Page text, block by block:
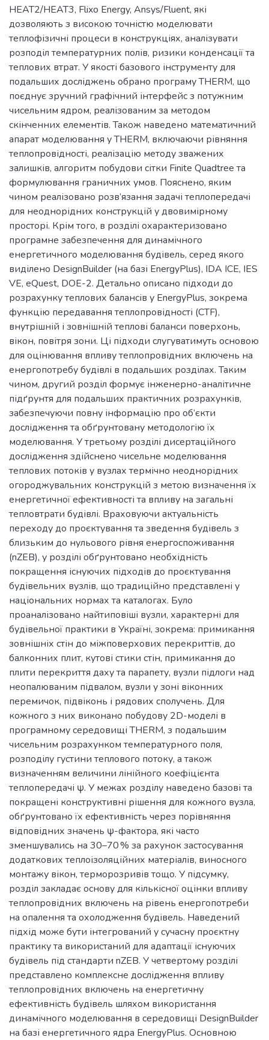
HEAT2/HEAT3, Flixo Energy, Ansys/Fluent, які
дозволяють з високою точністю моделювати
теплофізичні процеси в конструкціях, аналізувати
розподіл температурних полів, ризики конденсації та
теплових втрат. У якості базового інструменту для
подальших досліджень обрано програму THERM, що
поєднує зручний графічний інтерфейс з потужним
чисельним ядром, реалізованим за методом
скінченних елементів. Також наведено математичний
апарат моделювання у THERM, включаючи рівняння
теплопровідності, реалізацію методу зважених
залишків, алгоритм побудови сітки Finite Quadtree та
формулювання граничних умов. Пояснено, яким
чином реалізовано розв’язання задачі теплопередачі
для неоднорідних конструкцій у двовимірному
просторі. Крім того, в розділі охарактеризовано
програмне забезпечення для динамічного
енергетичного моделювання будівель, серед якого
виділено DesignBuilder (на базі EnergyPlus), IDA ICE, IES
VE, eQuest, DOE-2. Детально описано підходи до
розрахунку теплових балансів у EnergyPlus, зокрема
функцію передавання теплопровідності (CTF),
внутрішній і зовнішній теплові баланси поверхонь,
вікон, повітря зони. Ці підходи слугуватимуть основою
для оцінювання впливу теплопровідних включень на
енергопотребу будівлі в подальших розділах. Таким
чином, другий розділ формує інженерно-аналітичне
підґрунтя для подальших практичних розрахунків,
забезпечуючи повну інформацію про об’єкти
дослідження та обґрунтовану методологію їх
моделювання. У третьому розділі дисертаційного
дослідження здійснено чисельне моделювання
теплових потоків у вузлах термічно неоднорідних
огороджувальних конструкцій з метою визначення їх
енергетичної ефективності та впливу на загальні
тепловтрати будівлі. Враховуючи актуальність
переходу до проєктування та зведення будівель з
близьким до нульового рівня енергоспоживання
(nZEB), у розділі обґрунтовано необхідність
покращення існуючих підходів до проєктування
будівельних вузлів, що традиційно представлені у
національних нормах та каталогах. Було
проаналізовано найтиповіші вузли, характерні для
будівельної практики в Україні, зокрема: примикання
зовнішніх стін до міжповерхових перекриттів, до
балконних плит, кутові стики стін, примикання до
плити перекриття даху та парапету, вузли підлоги над
неопалюваним підвалом, вузли у зоні віконних
перемичок, підвіконь і рядових сполучень. Для
кожного з них виконано побудову 2D-моделі в
програмному середовищі THERM, з подальшим
чисельним розрахунком температурного поля,
розподілу густини теплового потоку, а також
визначенням величини лінійного коефіцієнта
теплопередачі ψ. У межах розділу наведено базові та
покращені конструктивні рішення для кожного вузла,
обґрунтовано їх ефективність через порівняння
відповідних значень ψ-фактора, які часто
зменшувались на 30–70 % за рахунок застосування
додаткових теплоізоляційних матеріалів, виносного
монтажу вікон, терморозривів тощо. У підсумку,
розділ закладає основу для кількісної оцінки впливу
теплопровідних включень на рівень енергопотреби
на опалення та охолодження будівель. Наведений
підхід може бути інтегрований у сучасну проєктну
практику та використаний для адаптації існуючих
будівель під стандарти nZEB. У четвертому розділі
представлено комплексне дослідження впливу
теплопровідних включень на енергетичну
ефективність будівель шляхом використання
динамічного моделювання в середовищі DesignBuilder
на базі енергетичного ядра EnergyPlus. Основною